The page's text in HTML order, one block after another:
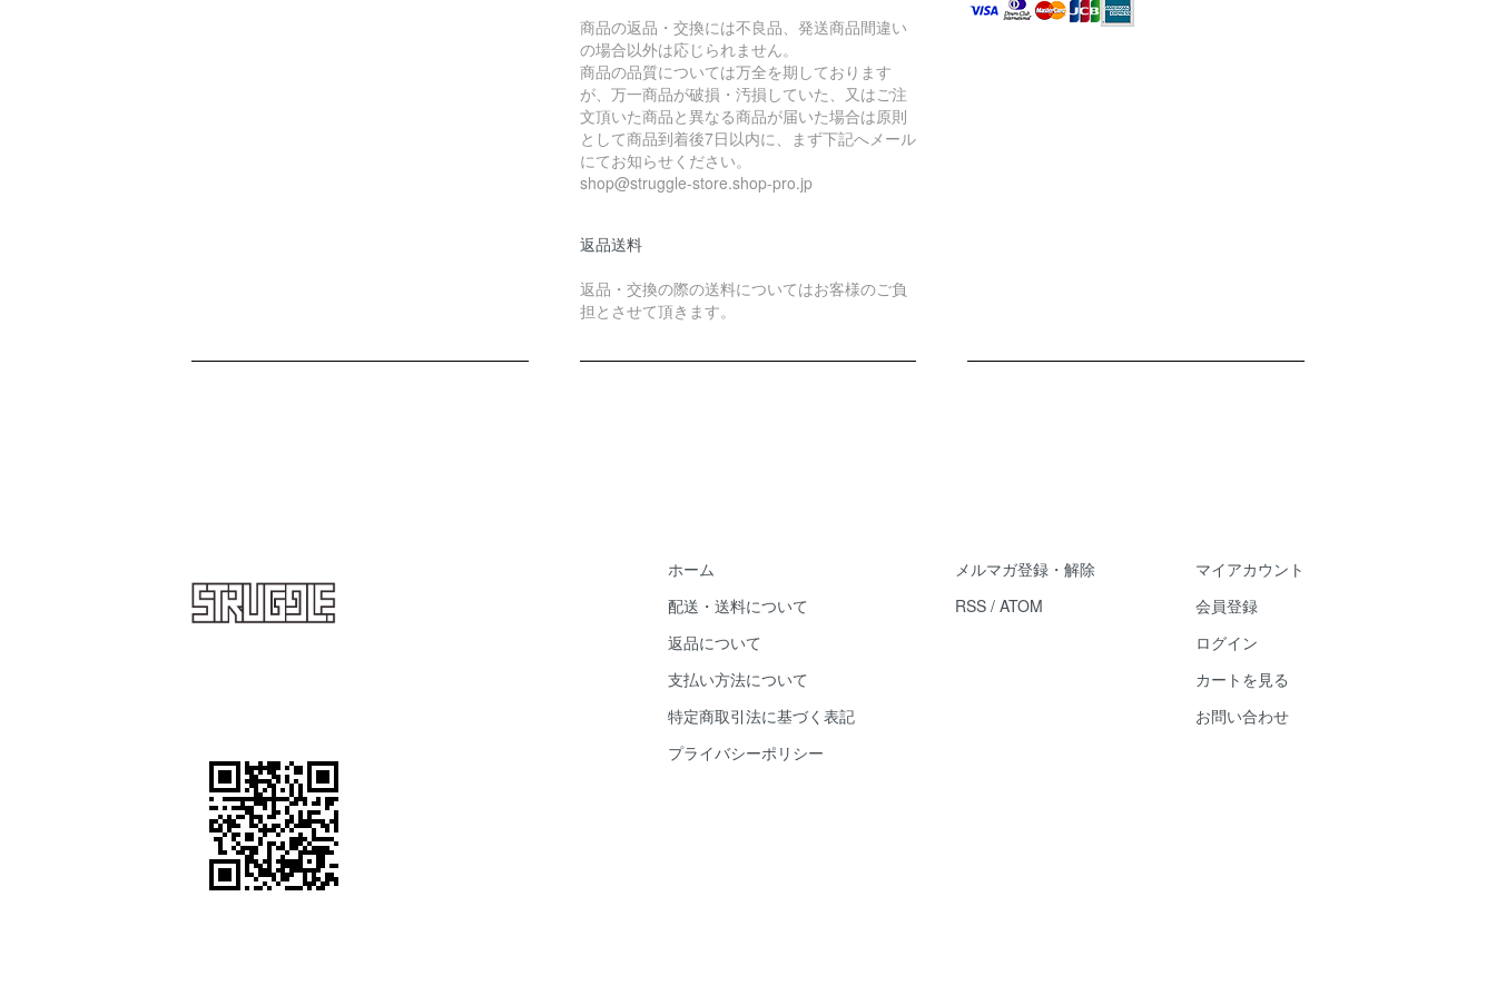
商品の返品・交換には不良品、発送商品間違い
の場合以外は応じられません。
商品の品質については万全を期しております
が、万一商品が破損・汚損していた、又はご注
文頂いた商品と異なる商品が届いた場合は原則
として商品到着後7日以内に、まず下記へメール
にてお知らせください。
shop@struggle-store.shop-pro.jp
返品送料
返品・交換の際の送料についてはお客様のご負
担とさせて頂きます。
ホーム
配送・送料について
返品について
支払い方法について
特定商取引法に基づく表記
プライバシーポリシー
メルマガ登録・解除
RSS / ATOM
マイアカウント
会員登録
ログイン
カートを見る
お問い合わせ